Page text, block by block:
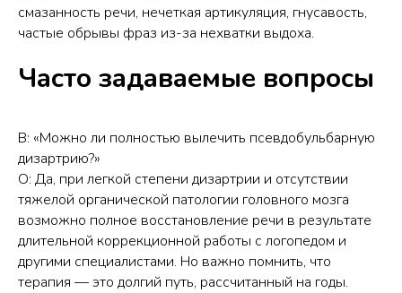
смазанность речи, нечеткая артикуляция, гнусавость,
частые обрывы фраз из-за нехватки выдоха.
Часто задаваемые вопросы
В: «Можно ли полностью вылечить псевдобульбарную
дизартрию?»
О: Да, при легкой степени дизартрии и отсутствии
тяжелой органической патологии головного мозга
возможно полное восстановление речи в результате
длительной коррекционной работы с логопедом и
другими специалистами. Но важно помнить, что
терапия — это долгий путь, рассчитанный на годы.